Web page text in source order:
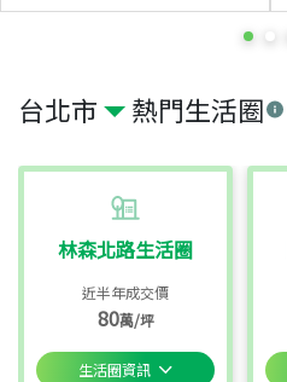
台北市 熱門生活圈
林森北路生活圈
近半年成交價
80萬/坪
生活圈資訊